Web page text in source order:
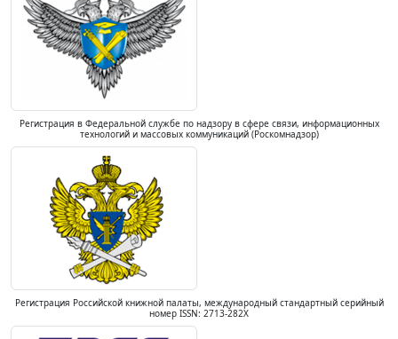
Регистрация в Федеральной службе по надзору в сфере связи, информационных
технологий и массовых коммуникаций (Роскомнадзор)
Регистрация Российской книжной палаты, международный стандартный серийный
номер ISSN: 2713-282X